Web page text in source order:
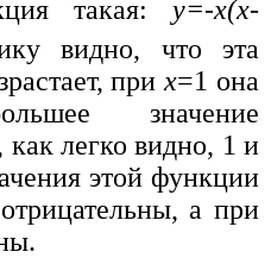
такая: y=-x(x-
видно, что эта
прих=1 она
значение
легко видно, 1 и
этой функции
а при